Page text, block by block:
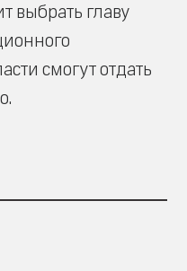
выбрать главу
смогут отдать